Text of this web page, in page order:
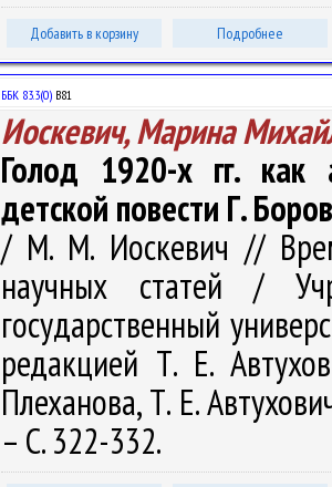
Добавить в корзину Подробнее
ББК 83.3(0) В81
Иоскевич, Марина
Голод 1920-х гг. как
детской повести Г.
/ М. М. Иоскевич //
научных статей /
государственный
редакцией Т. Е.
Плеханова, Т. Е.
– С. 322-332.